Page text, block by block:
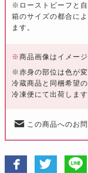
※ローストビーフと
箱のサイズの都合に
ます。
※商品画像はイメージ
※赤身の部位は色が変
冷蔵商品と同梱希望
冷凍便にて出荷します
この商品へのお